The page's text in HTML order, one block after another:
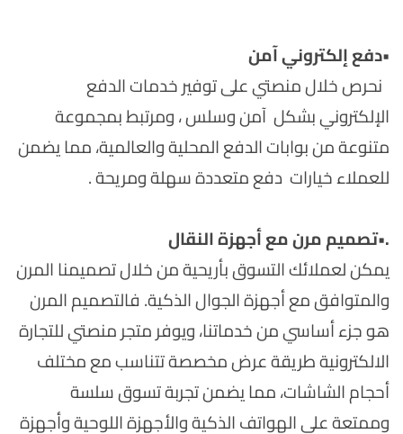
•دفع إلكتروني آمن
نحرص خلال منصتي على توفير خدمات الدفع
الإلكتروني بشكل آمن وسلس ، ومرتبط بمجموعة
متنوعة من بوابات الدفع المحلية والعالمية، مما يضمن
للعملاء خيارات دفع متعددة سهلة ومريحة .
.
•تصميم مرن مع أجهزة النقال
يمكن لعملائك التسوق بأريحية من خلال تصميمنا المرن
والمتوافق مع أجهزة الجوال الذكية. فالتصميم المرن
هو جزء أساسي من خدماتنا، ويوفر متجر منصتي للتجارة
الالكترونية طريقة عرض مخصصة تتناسب مع مختلف
أحجام الشاشات، مما يضمن تجربة تسوق سلسة
وممتعة على الهواتف الذكية والأجهزة اللوحية وأجهزة